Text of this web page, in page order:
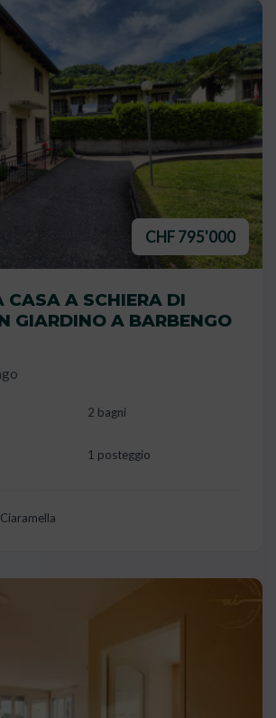
CHF 795'000
CASA A SCHIERA DI
GIARDINO A BARBENGO
2 bagni
1 posteggio